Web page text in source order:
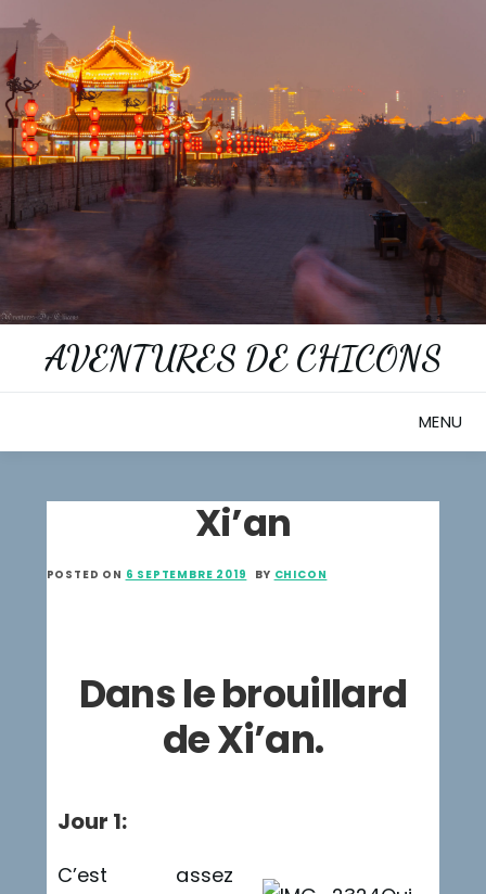
to
content
AVENTURES DE CHICONS
MENU
Xi’an
POSTED ON 6 SEPTEMBRE 2019 BY CHICON
Dans le brouillard
de Xi’an.
Jour 1:
C’est assez